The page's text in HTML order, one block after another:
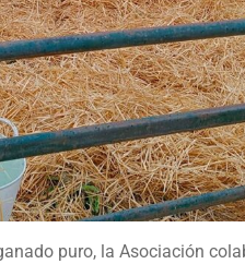
puro, la Asociación